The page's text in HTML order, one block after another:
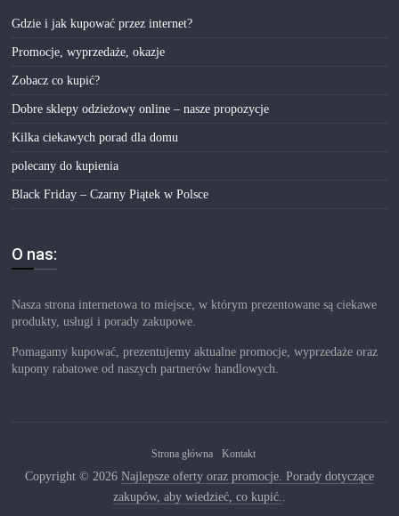
Gdzie i jak kupować przez internet?
Promocje, wyprzedaże, okazje
Zobacz co kupić?
Dobre sklepy odzieżowy online – nasze propozycje
Kilka ciekawych porad dla domu
polecany do kupienia
Black Friday – Czarny Piątek w Polsce
O nas:
Nasza strona internetowa to miejsce, w którym prezentowane są ciekawe
produkty, usługi i porady zakupowe.
Pomagamy kupować, prezentujemy aktualne promocje, wyprzedaże oraz
kupony rabatowe od naszych partnerów handlowych.
Strona główna Kontakt
Copyright © 2026 Najlepsze oferty oraz promocje. Porady dotyczące
zakupów, aby wiedzieć, co kupić.